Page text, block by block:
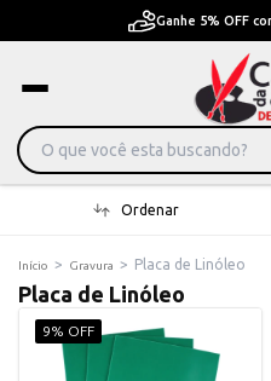
Pague
Ordenar
Início > Gravura > Placa de Linóleo
Placa de Linóleo
9% OFF